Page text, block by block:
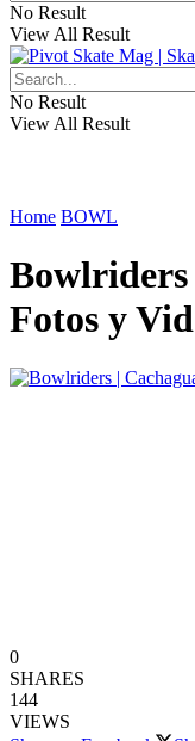
No Result
View All Result
No Result
View All Result
Home BOWL
Bowlriders
Fotos y
0
SHARES
144
VIEWS